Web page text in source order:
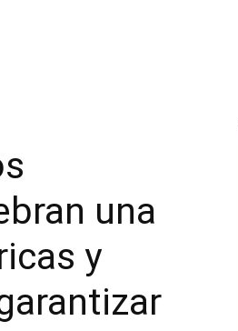
una
y